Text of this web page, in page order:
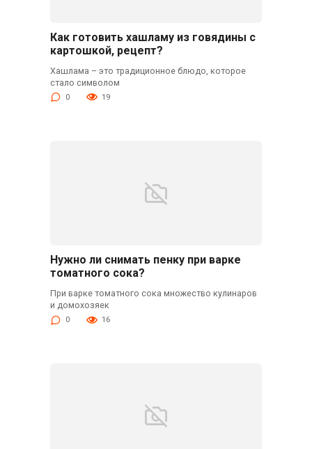
Как готовить хашламу из говядины с
картошкой, рецепт?
Хашлама – это традиционное блюдо, которое
стало символом
0 19
Нужно ли снимать пенку при варке
томатного сока?
При варке томатного сока множество кулинаров
и домохозяек
0 16